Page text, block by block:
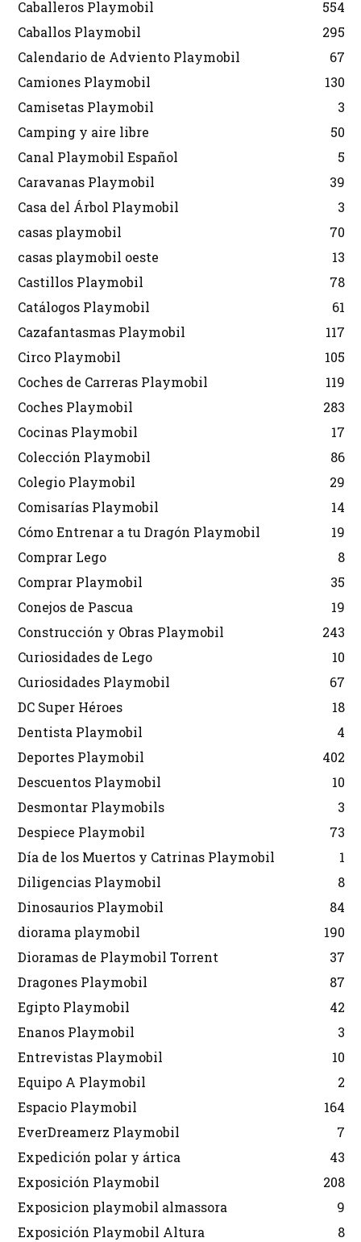
Caballeros Playmobil
554
Caballos Playmobil
295
Calendario de Adviento Playmobil
67
Camiones Playmobil
130
Camisetas Playmobil
3
Camping y aire libre
50
Canal Playmobil Español
5
Caravanas Playmobil
39
Casa del Árbol Playmobil
3
casas playmobil
70
casas playmobil oeste
13
Castillos Playmobil
78
Catálogos Playmobil
61
Cazafantasmas Playmobil
117
Circo Playmobil
105
Coches de Carreras Playmobil
119
Coches Playmobil
283
Cocinas Playmobil
17
Colección Playmobil
86
Colegio Playmobil
29
Comisarías Playmobil
14
Cómo Entrenar a tu Dragón Playmobil
19
Comprar Lego
8
Comprar Playmobil
35
Conejos de Pascua
19
Construcción y Obras Playmobil
243
Curiosidades de Lego
10
Curiosidades Playmobil
67
DC Super Héroes
18
Dentista Playmobil
4
Deportes Playmobil
402
Descuentos Playmobil
10
Desmontar Playmobils
3
Despiece Playmobil
73
Día de los Muertos y Catrinas Playmobil
1
Diligencias Playmobil
8
Dinosaurios Playmobil
84
diorama playmobil
190
Dioramas de Playmobil Torrent
37
Dragones Playmobil
87
Egipto Playmobil
42
Enanos Playmobil
3
Entrevistas Playmobil
10
Equipo A Playmobil
2
Espacio Playmobil
164
EverDreamerz Playmobil
7
Expedición polar y ártica
43
Exposición Playmobil
208
Exposicion playmobil almassora
9
Exposición Playmobil Altura
8